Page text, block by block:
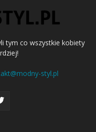
tym co wszystkie kobiety
styl.pl